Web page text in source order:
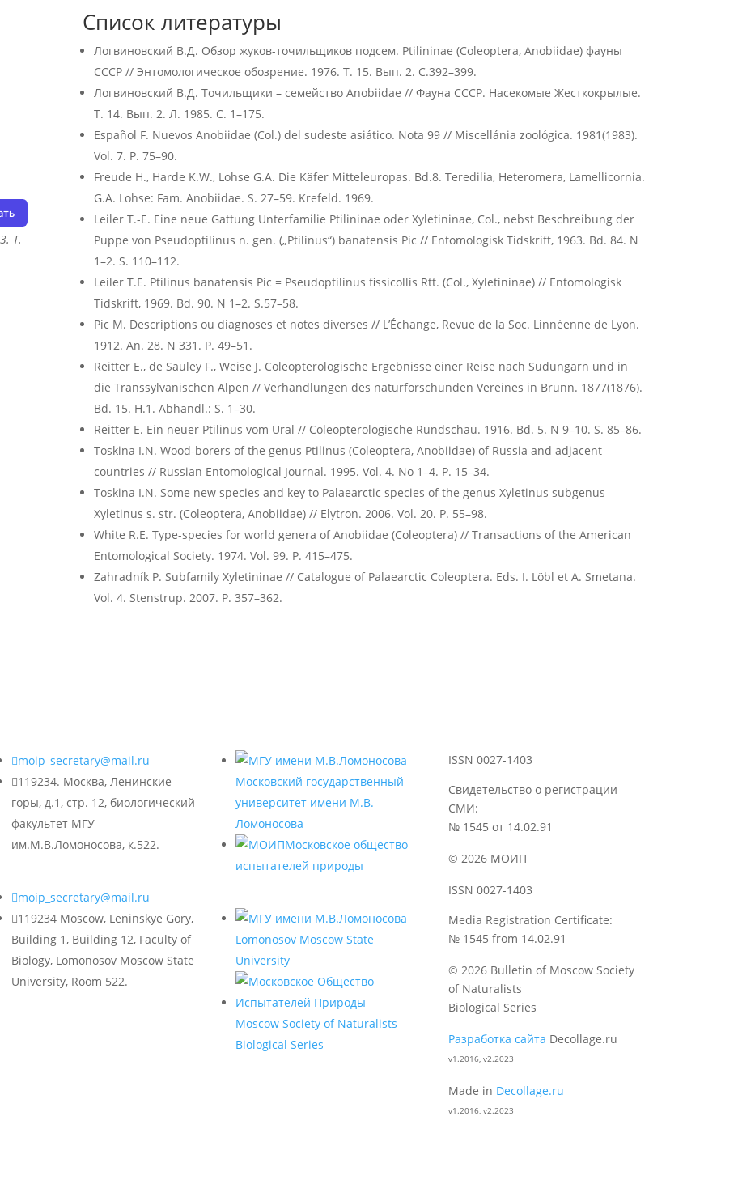
Т.
Список литературы
Логвиновский В.Д. Обзор жуков-точильщиков подсем. Ptilininae (Coleoptera, Anobiidae) фауны
СССР // Энтомологическое обозрение. 1976. Т. 15. Вып. 2. С.392–399.
Логвиновский В.Д. Точильщики – семейство Anobiidae // Фауна СССР. Насекомые Жесткокрылые.
Т. 14. Вып. 2. Л. 1985. С. 1–175.
Español F. Nuevos Anobiidae (Col.) del sudeste asiático. Nota 99 // Miscellánia zoológica. 1981(1983).
Vol. 7. P. 75–90.
Freude H., Harde K.W., Lohse G.A. Die Käfer Mitteleuropas. Bd.8. Teredilia, Heteromera, Lamellicornia.
G.A. Lohse: Fam. Anobiidae. S. 27–59. Krefeld. 1969.
Leiler T.-E. Eine neue Gattung Unterfamilie Ptilininae oder Xyletininae, Col., nebst Beschreibung der
Puppe von Pseudoptilinus n. gen. („Ptilinus“) banatensis Pic // Entomologisk Tidskrift, 1963. Bd. 84. N
1–2. S. 110–112.
Leiler T.E. Ptilinus banatensis Pic = Pseudoptilinus fissicollis Rtt. (Col., Xyletininae) // Entomologisk
Tidskrift, 1969. Bd. 90. N 1–2. S.57–58.
Pic M. Descriptions ou diagnoses et notes diverses // L’Échange, Revue de la Soс. Linnéenne de Lyon.
1912. An. 28. N 331. P. 49–51.
Reitter E., de Sauley F., Weise J. Coleopterologische Ergebnisse einer Reise nach Südungarn und in
die Transsylvanischen Alpen // Verhandlungen des naturforschunden Vereines in Brünn. 1877(1876).
Bd. 15. H.1. Abhandl.: S. 1–30.
Reitter E. Ein neuer Ptilinus vom Ural // Coleopterologische Rundschau. 1916. Bd. 5. N 9–10. S. 85–86.
Toskina I.N. Wood-borers of the genus Ptilinus (Coleoptera, Anobiidae) of Russia and adjacent
countries // Russian Entomological Journal. 1995. Vol. 4. No 1–4. P. 15–34.
Toskina I.N. Some new species and key to Palaearctic species of the genus Xyletinus subgenus
Xyletinus s. str. (Coleoptera, Anobiidae) // Elytron. 2006. Vol. 20. P. 55–98.
White R.E. Type-species for world genera of Anobiidae (Coleoptera) // Transactions of the American
Entomological Society. 1974. Vol. 99. P. 415–475.
Zahradník P. Subfamily Xyletininae // Catalogue of Palaearctic Coleoptera. Eds. I. Löbl et A. Smetana.
Vol. 4. Stenstrup. 2007. P. 357–362.
moip_secretary@mail.ru
119234. Москва, Ленинские
горы, д.1, стр. 12, биологический
факультет МГУ
им.М.В.Ломоносова, к.522.
moip_secretary@mail.ru
119234 Moscow, Leninskye Gory,
Building 1, Building 12, Faculty of
Biology, Lomonosov Moscow State
University, Room 522.
Московский государственный
университет имени М.В.
Ломоносова
Московское общество
испытателей природы
Lomonosov Moscow State
University
Moscow Society of Naturalists
Biological Series
ISSN 0027-1403
Свидетельство о регистрации
СМИ:
№ 1545 от 14.02.91
© 2026 МОИП
ISSN 0027-1403
Media Registration Certificate:
№ 1545 from 14.02.91
© 2026 Bulletin of Moscow Society
of Naturalists
Biological Series
Разработка сайта Decollage.ru
v1.2016, v2.2023
Made in Decollage.ru
v1.2016, v2.2023